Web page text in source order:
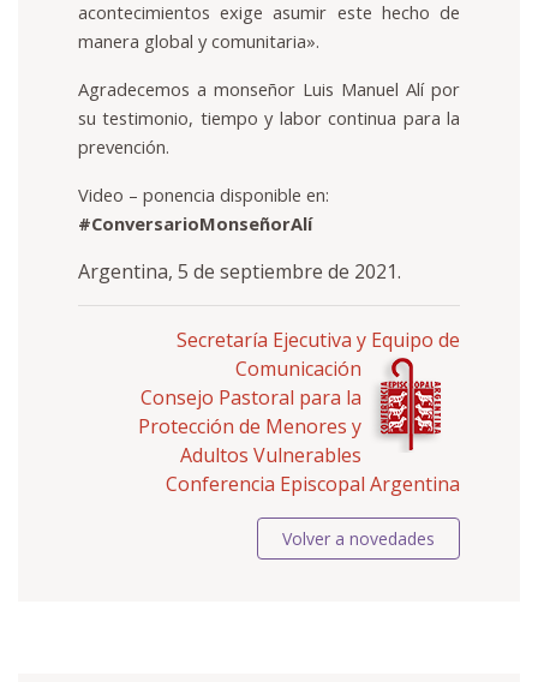
acontecimientos exige asumir este hecho de
manera global y comunitaria».
Agradecemos a monseñor Luis Manuel Alí por
su testimonio, tiempo y labor continua para la
prevención.
Video – ponencia disponible en:
#ConversarioMonseñorAlí
Argentina, 5 de septiembre de 2021.
Secretaría Ejecutiva y Equipo de
Comunicación
Consejo Pastoral para la
Protección de Menores y
Adultos Vulnerables
Conferencia Episcopal Argentina
Volver a novedades